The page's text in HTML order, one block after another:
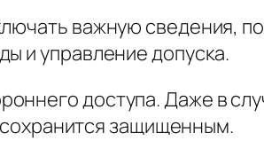
важную сведения,
и управление допуска.
доступа. Даже в
защищенным.